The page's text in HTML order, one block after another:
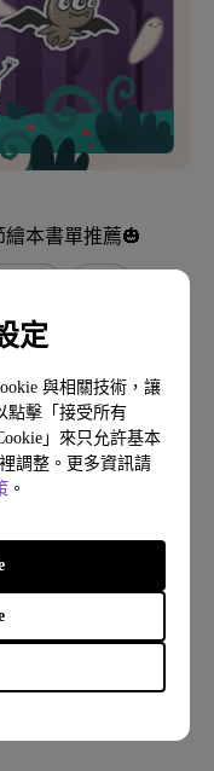
定
與相關技術，讓
點擊「接受所有
」來只允許基本
調整。更多資訊請
。
本書單推薦🎃
繪本作家系列